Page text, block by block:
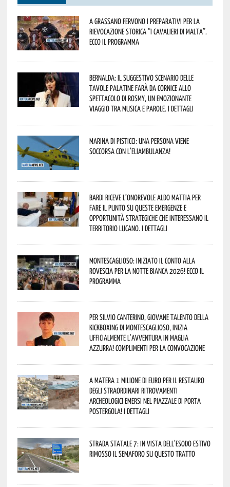
A Grassano fervono i preparativi per la
Rievocazione Storica “I CAVALIERI DI MALTA”.
Ecco il programma
Bernalda: il suggestivo scenario delle
Tavole Palatine farà da cornice allo
spettacolo di Rosmy, un emozionante
viaggio tra musica e parole. I dettagli
Marina di Pisticci: una persona viene
soccorsa con l’eliambulanza!
Bardi riceve l’onorevole Aldo Mattia per
fare il punto su queste emergenze e
opportunità strategiche che interessano il
territorio lucano. I dettagli
Montescaglioso: iniziato il conto alla
rovescia per la Notte Bianca 2026! Ecco il
programma
Per Silvio Canterino, giovane talento della
kickboxing di Montescaglioso, inizia
ufficialmente l’avventura in maglia
azzurra! Complimenti per la convocazione
A Matera 1 milione di euro per il restauro
degli straordinari ritrovamenti
archeologici emersi nel piazzale di Porta
Postergola! I dettagli
Strada statale 7: in vista dell’esodo estivo
rimosso il semaforo su questo tratto